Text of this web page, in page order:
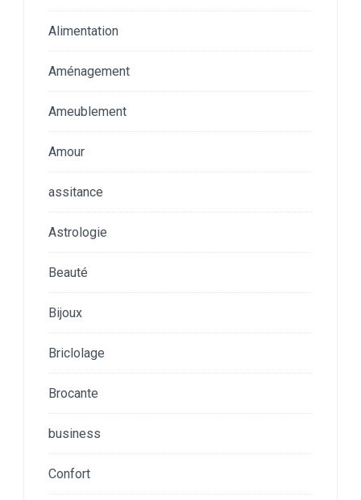
Alimentation
Aménagement
Ameublement
Amour
assitance
Astrologie
Beauté
Bijoux
Briclolage
Brocante
business
Confort